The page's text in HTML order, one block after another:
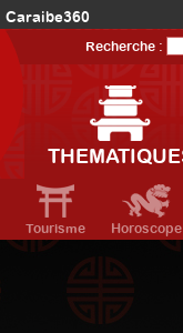
Caraibe360
AmériqueDuNord360
Recherche :
Tourisme Horoscope